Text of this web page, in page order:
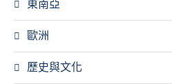
東南亞
歐洲
歷史與文化